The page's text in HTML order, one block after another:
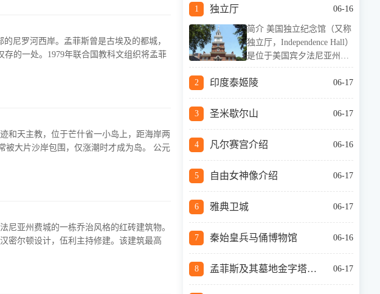
尼罗河西岸。孟菲斯曾是古埃及的都城，
的一处。1979年联合国教科文组织将孟菲
和天主教，位于芒什省一小岛上，距海岸两
片沙岸包围，仅涨潮时才成为岛。 公元
密尔顿设计，伍利主持修建。该建筑最高
独立厅 06-16
简介 美国独立纪念馆（又称
独立厅，Independence Hall）
是位于美国宾夕法尼亚州费
城的一栋乔治风格的红砖建
筑物。建于1732年到1753年
之间，由埃德蒙·伍利（Edm
und Woolley）和安德鲁·汉密
印度泰姬陵 06-17
圣米歇尔山 06-17
凡尔赛宫介绍 06-16
自由女神像介绍 06-17
雅典卫城 06-17
秦始皇兵马俑博物馆 06-16
孟菲斯及其墓地金字塔怎么样 06-17